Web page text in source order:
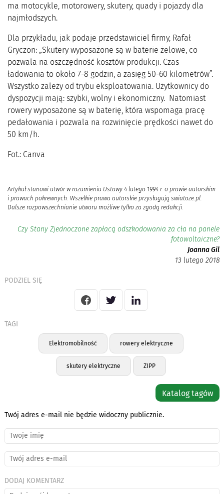
ma motocykle, motorowery, skutery, quady i pojazdy dla
najmłodszych.
Dla przykładu, jak podaje przedstawiciel firmy, Rafał
Gryczon: „Skutery wyposażone są w baterie żelowe, co
pozwala na oszczędność kosztów produkcji. Czas
ładowania to około 7-8 godzin, a zasięg 50-60 kilometrów”.
Wszystko zależy od trybu eksploatowania. Użytkownicy do
dyspozycji mają: szybki, wolny i ekonomiczny. Natomiast
rowery wyposażone są w baterię, która wspomaga pracę
pedałowania i pozwala na rozwinięcie prędkości nawet do
50 km/h.
Fot.: Canva
Artykuł stanowi utwór w rozumieniu Ustawy 4 lutego 1994 r. o prawie autorskim
i prawach pokrewnych. Wszelkie prawa autorskie przysługują swiatoze.pl.
Dalsze rozpowszechnianie utworu możliwe tylko za zgodą redakcji.
Czy Stany Zjednoczone zapłacą odszkodowania za cła na panele
fotowoltaiczne?
Joanna Gil
13 lutego 2018
PODZIEL SIĘ
TAGI
Elektromobilność rowery elektryczne
skutery elektryczne ZIPP
Katalog tagów
Twój adres e-mail nie będzie widoczny publicznie.
DODAJ KOMENTARZ